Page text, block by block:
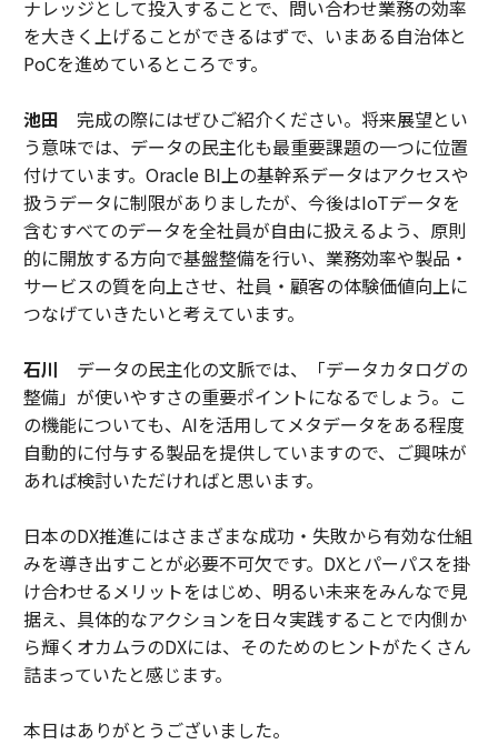
ナレッジとして投入することで、問い合わせ業務の効率
を大きく上げることができるはずで、いまある自治体と
PoCを進めているところです。
池田 完成の際にはぜひご紹介ください。将来展望とい
う意味では、データの民主化も最重要課題の一つに位置
付けています。Oracle BI上の基幹系データはアクセスや
扱うデータに制限がありましたが、今後はIoTデータを
含むすべてのデータを全社員が自由に扱えるよう、原則
的に開放する方向で基盤整備を行い、業務効率や製品・
サービスの質を向上させ、社員・顧客の体験価値向上に
つなげていきたいと考えています。
石川 データの民主化の文脈では、「データカタログの
整備」が使いやすさの重要ポイントになるでしょう。こ
の機能についても、AIを活用してメタデータをある程度
自動的に付与する製品を提供していますので、ご興味が
あれば検討いただければと思います。
日本のDX推進にはさまざまな成功・失敗から有効な仕組
みを導き出すことが必要不可欠です。DXとパーパスを掛
け合わせるメリットをはじめ、明るい未来をみんなで見
据え、具体的なアクションを日々実践することで内側か
ら輝くオカムラのDXには、そのためのヒントがたくさん
詰まっていたと感じます。
本日はありがとうございました。